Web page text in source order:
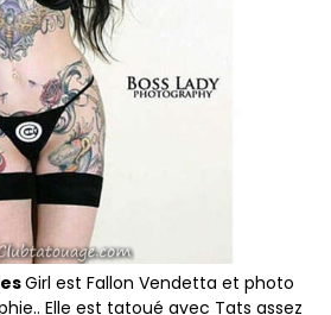
Girl est Fallon Vendetta et photo
Elle est tatoué avec Tats assez